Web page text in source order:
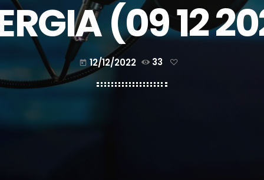
(09 12
today 12/12/2022 33